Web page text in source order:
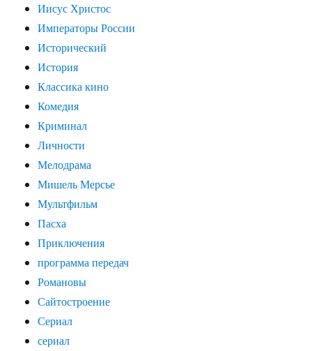
Иисус Христос
Императоры России
Исторический
История
Классика кино
Комедия
Криминал
Личности
Мелодрама
Мишель Мерсье
Мультфильм
Пасха
Приключения
программа передач
Романовы
Сайтостроение
Сериал
сериал